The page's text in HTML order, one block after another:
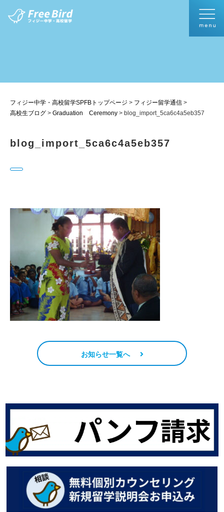
フィジー中学・高校留学SPFBトップページ > フィジー留学通信 >
高校生ブログ > Graduation Ceremony > blog_import_5ca6c4a5eb357
blog_import_5ca6c4a5eb357
お知らせ一覧へ